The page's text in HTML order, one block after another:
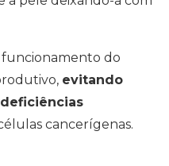
do
evitando
cancerígenas.